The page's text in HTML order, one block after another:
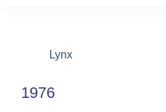
Lynx
1976